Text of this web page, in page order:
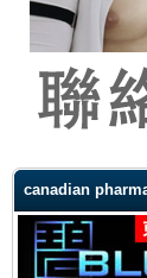
canadian